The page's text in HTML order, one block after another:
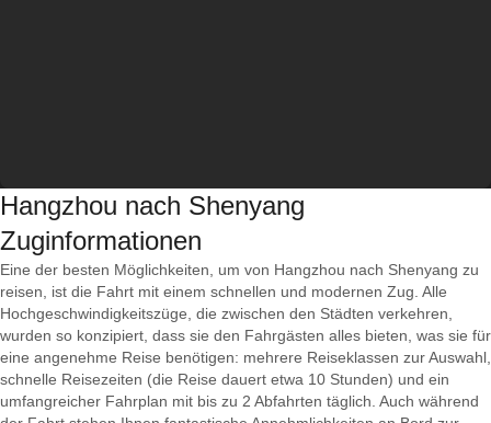
Hangzhou nach Shenyang
Zuginformationen
Eine der besten Möglichkeiten, um von Hangzhou nach Shenyang zu
reisen, ist die Fahrt mit einem schnellen und modernen Zug. Alle
Hochgeschwindigkeitszüge, die zwischen den Städten verkehren,
wurden so konzipiert, dass sie den Fahrgästen alles bieten, was sie für
eine angenehme Reise benötigen: mehrere Reiseklassen zur Auswahl,
schnelle Reisezeiten (die Reise dauert etwa 10 Stunden) und ein
umfangreicher Fahrplan mit bis zu 2 Abfahrten täglich. Auch während